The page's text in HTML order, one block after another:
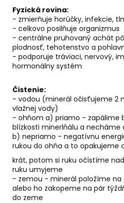
Fyzická rovina:
- zmierňuje horúčky, infekcie,
- celkovo posilňuje organizmus
- centrálne pruhovaný achát
plodnosť, tehotenstvo a
- podporuje tráviaci, nervový,
hormonálny systém
Čistenie:
- vodou (minerál očisťujeme 2
vlažnej vody)
- ohňom a) priamo - zapálime
blízkosti minerlňálu a necháme
b) nepriamo - negatívnu
rukou do ohňa a to opakujeme
krát, potom si ruku očístíme
ruku umyjeme
- zemou - minerál položíme
alebo ho zakopeme na pár
do zeme
€11,50